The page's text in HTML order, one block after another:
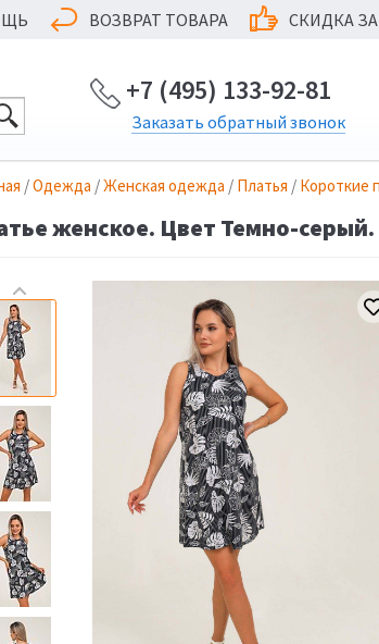
ВОЗВРАТ ТОВАРА СКИДКА
+7 (495) 133-92-81
Заказать обратный звонок
/Одежда /Женская одежда / Платья / Короткие
женское. Цвет Темно-серый.